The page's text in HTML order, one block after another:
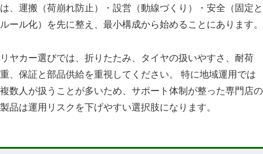
は、運搬（荷崩れ防止）・設営（動線づくり）・安全（固定と
ルール化）を先に整え、最小構成から始めることにあります。
リヤカー選びでは、折りたたみ、タイヤの扱いやすさ、耐荷
重、保証と部品供給を重視してください。 特に地域運用では
複数人が扱うことが多いため、サポート体制が整った専門店の
製品は運用リスクを下げやすい選択肢になります。